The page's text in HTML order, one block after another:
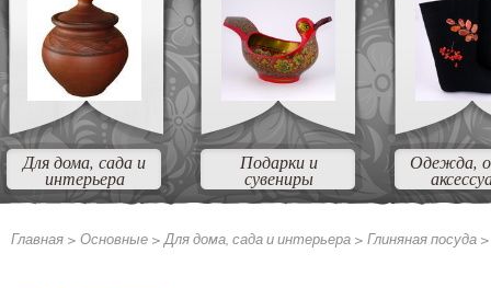
Для дома, сада и
интерьера
Подарки и
сувениры
Одежда,
Главная > Основные >Для дома, сада и интерьера > Глиняная посуда